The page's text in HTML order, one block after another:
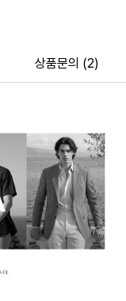
상품문의 (2)